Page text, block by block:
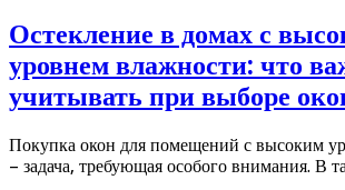
Остекление в домах с
уровнем влажности: что
учитывать при выборе
Покупка окон для помещений с высоким
– задача, требующая особого внимания. В